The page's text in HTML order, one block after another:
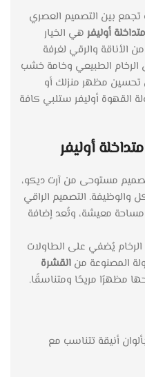
بين التصميم العصري
أوليفر هي الخيار
الأناقة والرقي لغرفة
الطبيعي وخامة خشب
تحسين مظهر منزلك أو
القهوة أوليفر ستلبي كافة
أوليفر
مستوحى من آرت ديكو،
التصميم الراقي
معيشة، وتُعد إضافة
الرخام يُضفي على الطاولات
المصنوعة من القشرة
مظهرًا مريحًا ومتناسقًا.
أنيقة تتناسب مع